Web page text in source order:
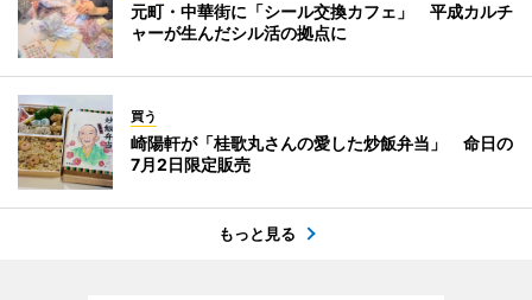
元町・中華街に「シール交換カフェ」 平成カルチ
ャーが生んだシル活の拠点に
買う
崎陽軒が「桂歌丸さんの愛した炒飯弁当」 命日の
7月2日限定販売
もっと見る